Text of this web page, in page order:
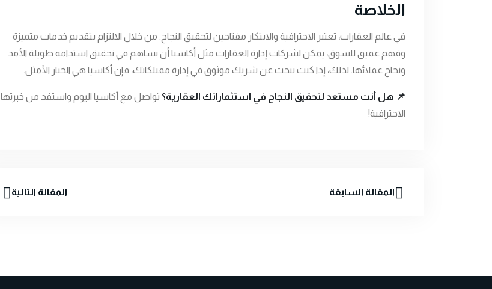
الخلاصة
في عالم العقارات، تعتبر الاحترافية والابتكار مفتاحين لتحقيق النجاح. من خلال الالتزام بتقديم خدمات متميزة
وفهم عميق للسوق، يمكن لشركات إدارة العقارات مثل أكاسيا أن تساهم في تحقيق استدامة طويلة الأمد
ونجاح عملائها. لذلك، إذا كنت تبحث عن شريك موثوق في إدارة ممتلكاتك، فإن أكاسيا هي الخيار الأمثل.
📌 هل أنت مستعد لتحقيق النجاح في استثماراتك العقارية؟ تواصل مع أكاسيا اليوم واستفد من خبرتها
الاحترافية!
المقالة السابقة المقالة التالية